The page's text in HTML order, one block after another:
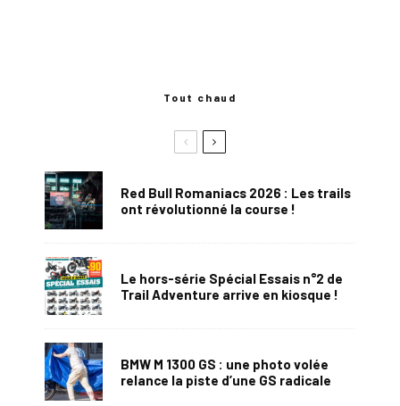
Tout chaud
Red Bull Romaniacs 2026 : Les trails
ont révolutionné la course !
Le hors-série Spécial Essais n°2 de
Trail Adventure arrive en kiosque !
BMW M 1300 GS : une photo volée
relance la piste d’une GS radicale